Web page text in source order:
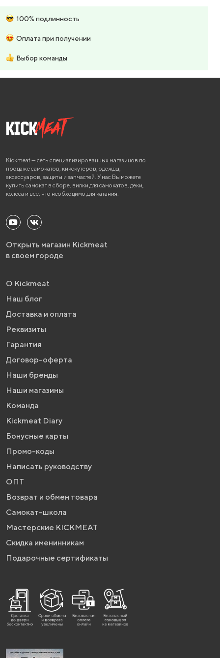
100% подлинность
Оплата при получении
Выбор команды
Kickmeat — сеть специализированных магазинов по
продаже самокатов, кикскутеров, одежды,
аксессуаров, защиты и запчастей. У нас Вы можете
купить самокат в сборе, вилки для самокатов, деки,
колеса и все, что необходимо для катания.
Открыть магазин Kickmeat
в своем городе
О Kickmeat
Наш блог
Доставка и оплата
Реквизиты
Гарантия
Договор-оферта
Наши бренды
Наши магазины
Команда
Kickmeat Diary
Бонусные карты
Промо-коды
Написать руководству
ОПТ
Возврат и обмен товара
Самокат-школа
Мастерские KICKMEAT
Скидка именинникам
Подарочные сертификаты